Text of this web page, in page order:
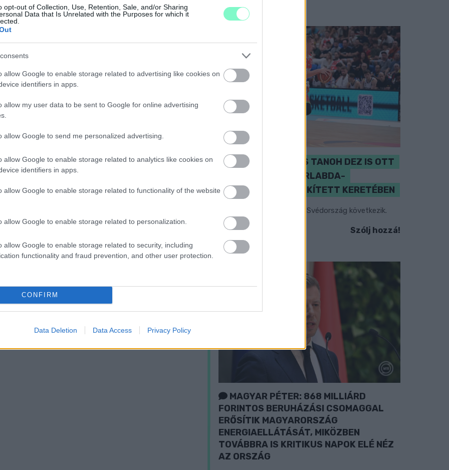
opt-out of Collection, Use, Retention, Sale, and/or Sharing
Data that Is Unrelated with the Purposes for which it
allow Google to enable storage related to advertising like cookies on
identifiers in apps.
allow my user data to be sent to Google for online advertising
allow Google to send me personalized advertising.
allow Google to enable storage related to analytics like cookies on
identifiers in apps.
allow Google to enable storage related to functionality of the website
allow Google to enable storage related to personalization.
allow Google to enable storage related to security, including
functionality and fraud prevention, and other user protection.
CONFIRM
Data Deletion Data Access Privacy Policy
mintegy 4 millió ember adatait foglalja
még több mint 12 ezren voltak kórházban, ma
az átmeneti leállás után,
az menjen el"
arra a 2 hétre estek volna, amikor fel kellett
törzs járványhelyzet
PERL, VÁRADI ÉS TANOH DEZ IS OTT
VAN A FÉRFI KOSÁRLABDA-
VÁLOGATOTT SZŰKÍTETT KERETÉBEN
Észtország, Szlovénia és Svédország következik.
Szólj hozzá!
MAGYAR PÉTER: 868 MILLIÁRD
FORINTOS BERUHÁZÁSI CSOMAGGAL
ERŐSÍTIK MAGYARORSZÁG
ENERGIAELLÁTÁSÁT, MIKÖZBEN
TOVÁBBRA IS KRITIKUS NAPOK ELÉ NÉZ
AZ ORSZÁG